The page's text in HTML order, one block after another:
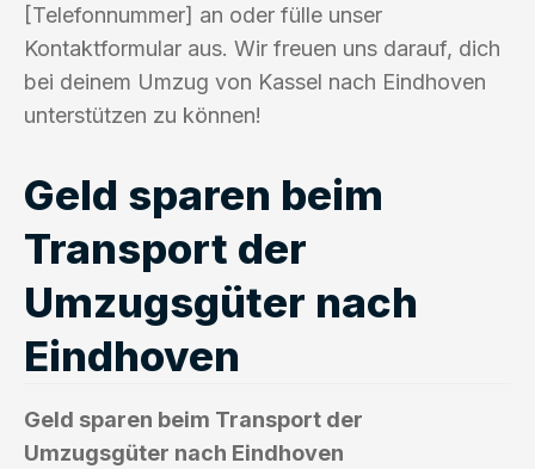
[Telefonnummer] an oder fülle unser
Kontaktformular aus. Wir freuen uns darauf, dich
bei deinem Umzug von Kassel nach Eindhoven
unterstützen zu können!
Geld sparen beim
Transport der
Umzugsgüter nach
Eindhoven
Geld sparen beim Transport der
Umzugsgüter nach Eindhoven